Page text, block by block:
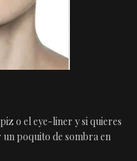
o el eye-liner y si quieres
poquito de sombra en